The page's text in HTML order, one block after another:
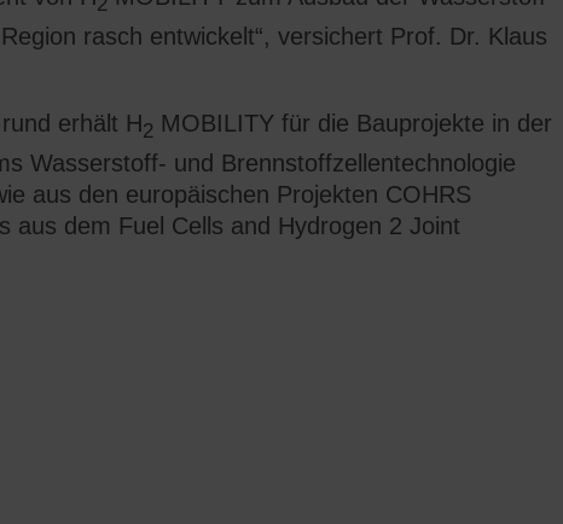
rasch entwickelt“, versichert Prof. Dr. Klaus
erhält H2 MOBILITY für die Bauprojekte in der
Wasserstoff- und Brennstoffzellentechnologie
aus den europäischen Projekten COHRS
aus dem Fuel Cells and Hydrogen 2 Joint